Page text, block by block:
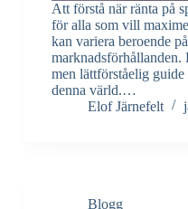
Att förstå när ränta på
för alla som vill
kan variera beroende
marknadsförhållanden.
men lättförståelig
denna värld.…
Elof Järnefelt
Blogg